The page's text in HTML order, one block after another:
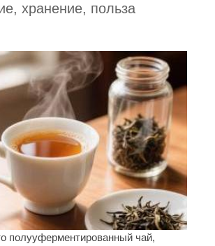
хранение, польза
полууферментированный чай,